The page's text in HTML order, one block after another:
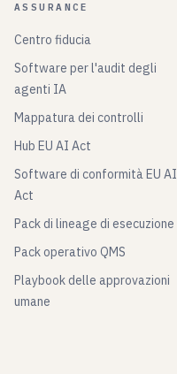
ASSURANCE
Centro fiducia
Software per l'audit degli
agenti IA
Mappatura dei controlli
Hub EU AI Act
Software di conformità EU AI
Act
Pack di lineage di esecuzione
Pack operativo QMS
Playbook delle approvazioni
umane